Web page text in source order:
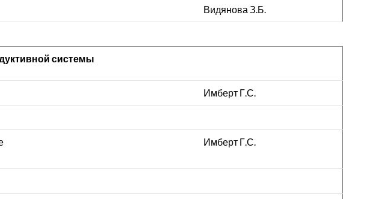
Видянова З.Б.
системы
Имберт Г.С.
Имберт Г.С.